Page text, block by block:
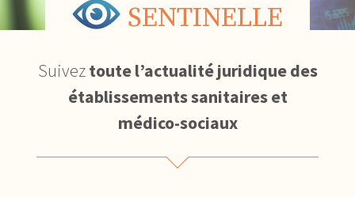
SENTINELLE
Suiveztoute l’actualité juridique des
établissements sanitaires et
médico-sociaux